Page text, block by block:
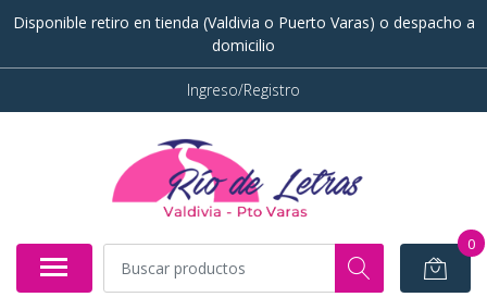
Disponible retiro en tienda (Valdivia o Puerto Varas) o despacho a
domicilio
Ingreso/Registro
0